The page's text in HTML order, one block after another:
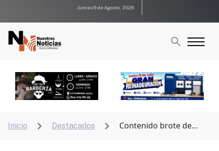
Jueves 6 de Agosto, 2026
Inicio  Destacados 
Contenido brote de